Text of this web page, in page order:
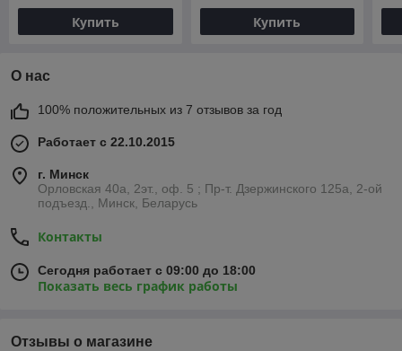
Купить Купить
О нас
100% положительных из 7 отзывов за год
Работает с 22.10.2015
г. Минск
Орловская 40а, 2эт., оф. 5 ; Пр-т. Дзержинского 125а, 2-ой
подъезд., Минск, Беларусь
Контакты
Сегодня работает с 09:00 до 18:00
Показать весь график работы
Отзывы о магазине